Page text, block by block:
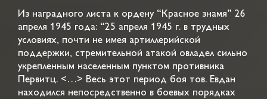
Из наградного листа к ордену “Красное знамя” 26
апреля 1945 года: “25 апреля 1945 г. в трудных
условиях, почти не имея артиллерийской
поддержки, стремительной атакой овладел сильно
укрепленным населенным пунктом противника
Первитц. <…> Весь этот период боя тов. Евдан
находился непосредственно в боевых порядках